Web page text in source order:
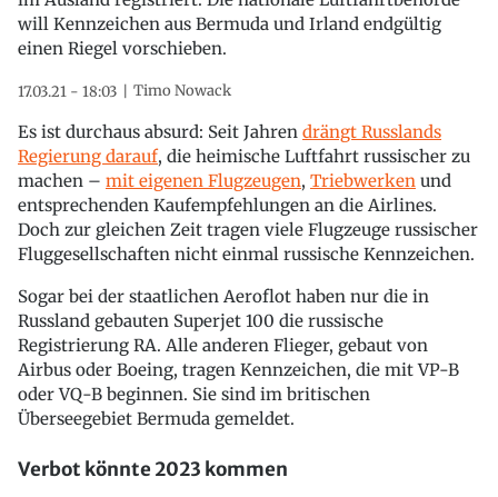
will Kennzeichen aus Bermuda und Irland endgültig
einen Riegel vorschieben.
17.03.21 - 18:03 Timo Nowack
Es ist durchaus absurd: Seit Jahren drängt Russlands
Regierung darauf, die heimische Luftfahrt russischer zu
machen – mit eigenen Flugzeugen, Triebwerken und
entsprechenden Kaufempfehlungen an die Airlines.
Doch zur gleichen Zeit tragen viele Flugzeuge russischer
Fluggesellschaften nicht einmal russische Kennzeichen.
Sogar bei der staatlichen Aeroflot haben nur die in
Russland gebauten Superjet 100 die russische
Registrierung RA. Alle anderen Flieger, gebaut von
Airbus oder Boeing, tragen Kennzeichen, die mit VP-B
oder VQ-B beginnen. Sie sind im britischen
Überseegebiet Bermuda gemeldet.
Verbot könnte 2023 kommen